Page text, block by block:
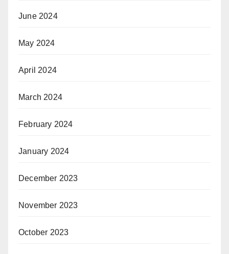
June 2024
May 2024
April 2024
March 2024
February 2024
January 2024
December 2023
November 2023
October 2023